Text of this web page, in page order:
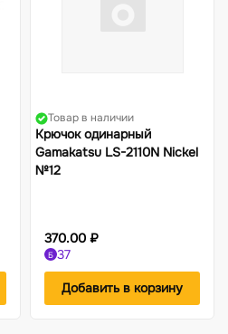
Товар в наличии
Крючок одинарный
Gamakatsu LS-2110N Nickel
№12
370.00 ₽
Б 37
Добавить в корзину